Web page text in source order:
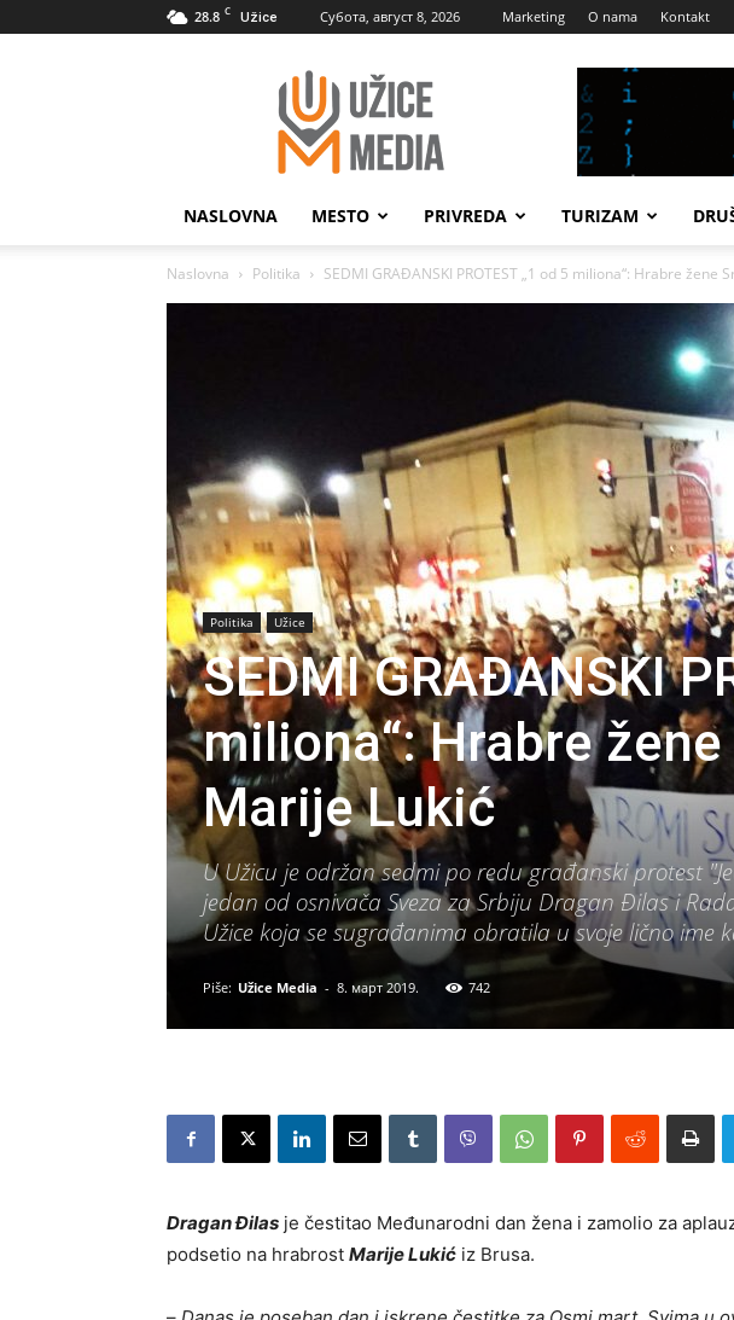
28.8 C Užice Субота, август 8, 2026 Marketing O nama Kontakt
UžiceMedia
NASLOVNA MESTO PRIVREDA TURIZAM
Naslovna Politika SEDMI GRAĐANSKI PROTEST „1 od 5 miliona“: Hrabre žene
Politika Užice
SEDMI GRAĐANSKI
miliona“: Hrabre
Marije Lukić
U Užicu je održan sedmi po redu građanski protest
jedan od osnivača Sveza za Srbiju Dragan Đilas i
Užice koja se sugrađanima obratila u svoje lično ime
Piše: Užice Media - 8. март 2019. 742
Dragan Đilas je čestitao Međunarodni dan žena i zamolio za
podsetio na hrabrost Marije Lukić iz Brusa.